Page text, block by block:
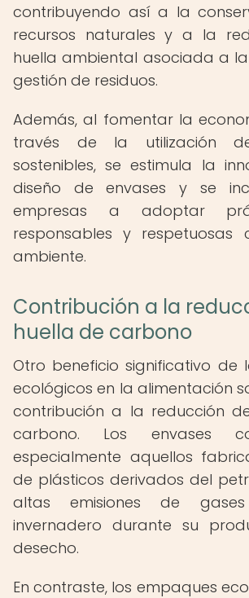
contribuyendo así a la
recursos naturales y a la
huella ambiental asociada a
gestión de residuos.
Además, al fomentar la
través de la utilización
sostenibles, se estimula la
diseño de envases y se
empresas a adoptar
responsables y respetuosas
ambiente.
Contribución a la
huella de carbono
Otro beneficio significativo de
ecológicos en la alimentación
contribución a la reducción
carbono. Los envases
especialmente aquellos
de plásticos derivados del
altas emisiones de
invernadero durante su
desecho.
En contraste, los empaques